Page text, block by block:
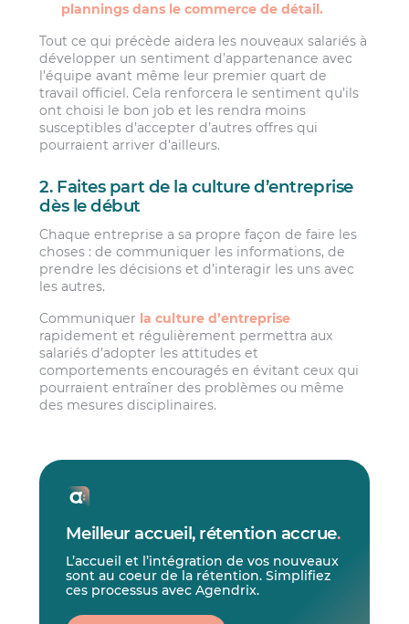
plannings dans le commerce de détail.
Tout ce qui précède aidera les nouveaux salariés à
développer un sentiment d’appartenance avec
l’équipe avant même leur premier quart de
travail officiel. Cela renforcera le sentiment qu’ils
ont choisi le bon job et les rendra moins
susceptibles d’accepter d’autres offres qui
pourraient arriver d’ailleurs.
2. Faites part de la culture d’entreprise
dès le début
Chaque entreprise a sa propre façon de faire les
choses : de communiquer les informations, de
prendre les décisions et d’interagir les uns avec
les autres.
Communiquer la culture d’entreprise
rapidement et régulièrement permettra aux
salariés d’adopter les attitudes et
comportements encouragés en évitant ceux qui
pourraient entraîner des problèmes ou même
des mesures disciplinaires.
Meilleur accueil, rétention accrue.
L’accueil et l’intégration de vos nouveaux
sont au coeur de la rétention. Simplifiez
ces processus avec Agendrix.